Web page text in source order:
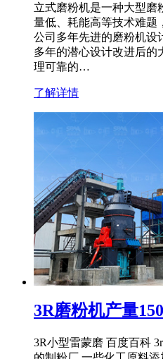
立式磨粉机是一种大型磨
量低、耗能高等技术难题
公司多年先进的磨粉机设
多年的潜心设计改进后的
理可靠的…
了解详情
3R磨粉机产量
3R小型雷蒙磨 百度百科